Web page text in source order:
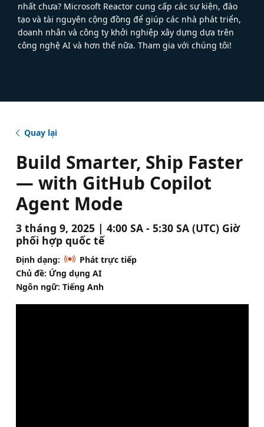
nhất chưa? Microsoft Reactor cung cấp các sự kiện, đào
tạo và tài nguyên cộng đồng để giúp các nhà phát triển,
doanh nhân và công ty khởi nghiệp xây dựng dựa trên
công nghệ AI và hơn thế nữa. Tham gia với chúng tôi!
Quay lại
Build Smarter, Ship Faster
— with GitHub Copilot
Agent Mode
3 tháng 9, 2025 | 4:00 SA - 5:30 SA (UTC) Giờ
phối hợp quốc tế
Định dạng:
Phát trực tiếp
Chủ đề: Ứng dụng AI
Ngôn ngữ: Tiếng Anh